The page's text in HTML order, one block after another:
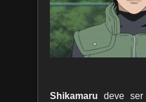
Shikamaru deve